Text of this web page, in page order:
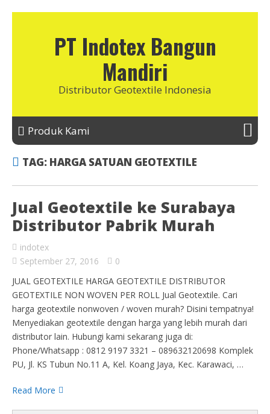
PT Indotex Bangun
Mandiri
Distributor Geotextile Indonesia
Produk Kami
TAG: HARGA SATUAN GEOTEXTILE
Jual Geotextile ke Surabaya
Distributor Pabrik Murah
indotex
September 27, 2016
0
JUAL GEOTEXTILE HARGA GEOTEXTILE DISTRIBUTOR
GEOTEXTILE NON WOVEN PER ROLL Jual Geotextile. Cari
harga geotextile nonwoven / woven murah? Disini tempatnya!
Menyediakan geotextile dengan harga yang lebih murah dari
distributor lain. Hubungi kami sekarang juga di:
Phone/Whatsapp : 0812 9197 3321 – 089632120698 Komplek
PU, Jl. KS Tubun No.11 A, Kel. Koang Jaya, Kec. Karawaci, …
Read More